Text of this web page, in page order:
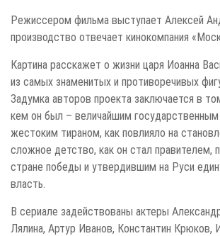
Режиссером фильма выступает Алексей
производство отвечает кинокомпания
Картина расскажет о жизни царя Иоанна
из самых знаменитых и противоречивых
Задумка авторов проекта заключается в
кем он был – величайшим
жестоким тираном, как повлияло на
сложное детство, как он стал правителем,
стране победы и утвердившим на Руси
власть.
В сериале задействованы актеры
Лялина, Артур Иванов, Константин Крюков,